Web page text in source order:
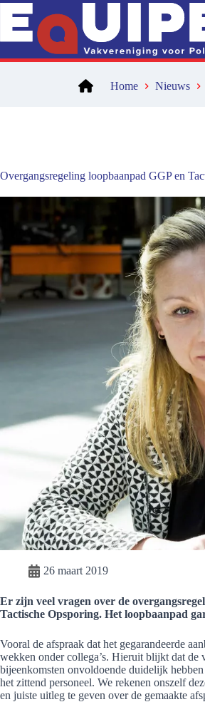
Ga
naar
inhoud
Home Nieuws
Overgangsregeling loopbaanpad GGP en
26 maart 2019
Er zijn veel vragen over de
Tactische Opsporing. Het loopbaanpad
Vooral de afspraak dat het gegarandeerde
wekken onder collega’s. Hieruit blijkt dat de
bijeenkomsten onvoldoende duidelijk
het zittend personeel. We rekenen onszelf
en juiste uitleg te geven over de gemaakte